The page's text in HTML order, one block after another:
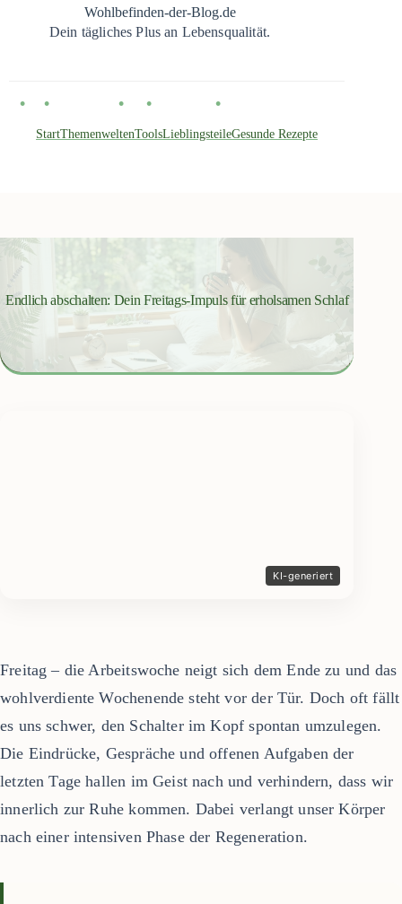
Wohlbefinden-der-Blog.de
Dein tägliches Plus an Lebensqualität.
StartThemenweltenToolsLieblingsteileGesunde Rezepte
Endlich abschalten: Dein Freitags-Impuls für erholsamen Schlaf
Freitag – die Arbeitswoche neigt sich dem Ende zu und das
wohlverdiente Wochenende steht vor der Tür. Doch oft fällt
es uns schwer, den Schalter im Kopf spontan umzulegen.
Die Eindrücke, Gespräche und offenen Aufgaben der
letzten Tage hallen im Geist nach und verhindern, dass wir
innerlich zur Ruhe kommen. Dabei verlangt unser Körper
nach einer intensiven Phase der Regeneration.